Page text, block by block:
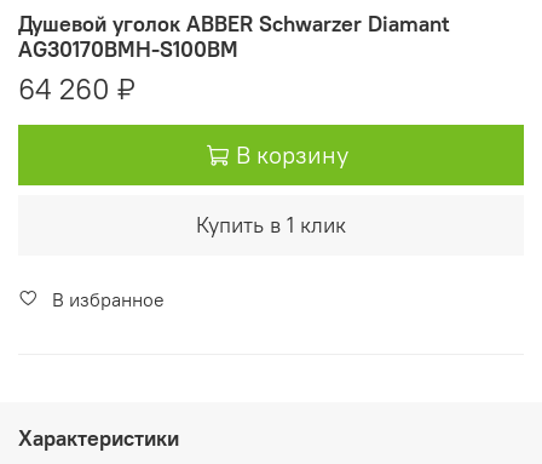
Душевой уголок ABBER Schwarzer Diamant
AG30170BMH-S100BM
64 260 ₽
В корзину
Купить в 1 клик
В избранное
Характеристики